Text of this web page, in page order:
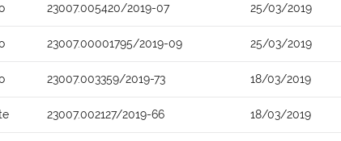
23007.005420/2019-07 25/03/2019
23007.00001795/2019-09 25/03/2019
23007.003359/2019-73 18/03/2019
23007.002127/2019-66 18/03/2019